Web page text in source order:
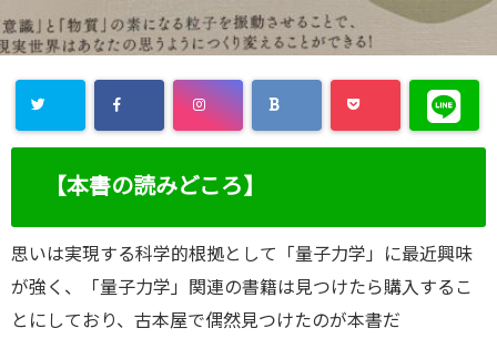
【本書の読みどころ】
思いは実現する科学的根拠として「量子力学」に最近興味
が強く、「量子力学」関連の書籍は見つけたら購入するこ
とにしており、古本屋で偶然見つけたのが本書だ